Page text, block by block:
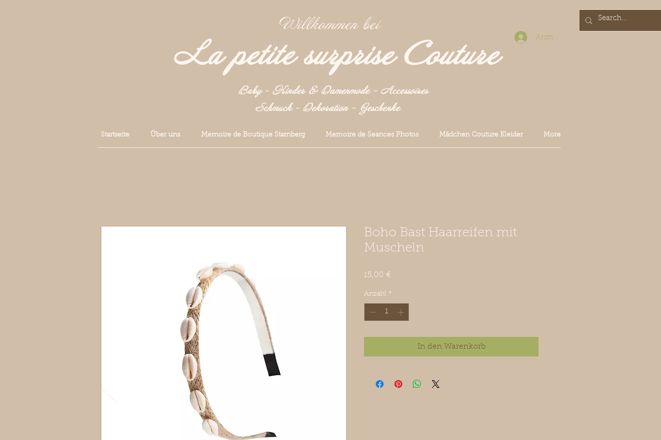
Willkommen bei
La petite surprise Couture
Baby - Kinder & Damenmode - Accessoires
Schmuck - Dekoration - Geschenke
Anmelden
Startseite Über uns Memoire de Boutique Starnberg Memoire de Seances Photos Mädchen Couture Kleider More
Boho Bast Haarreifen mit
Muscheln
15,00 €Preis
Anzahl *
In den Warenkorb